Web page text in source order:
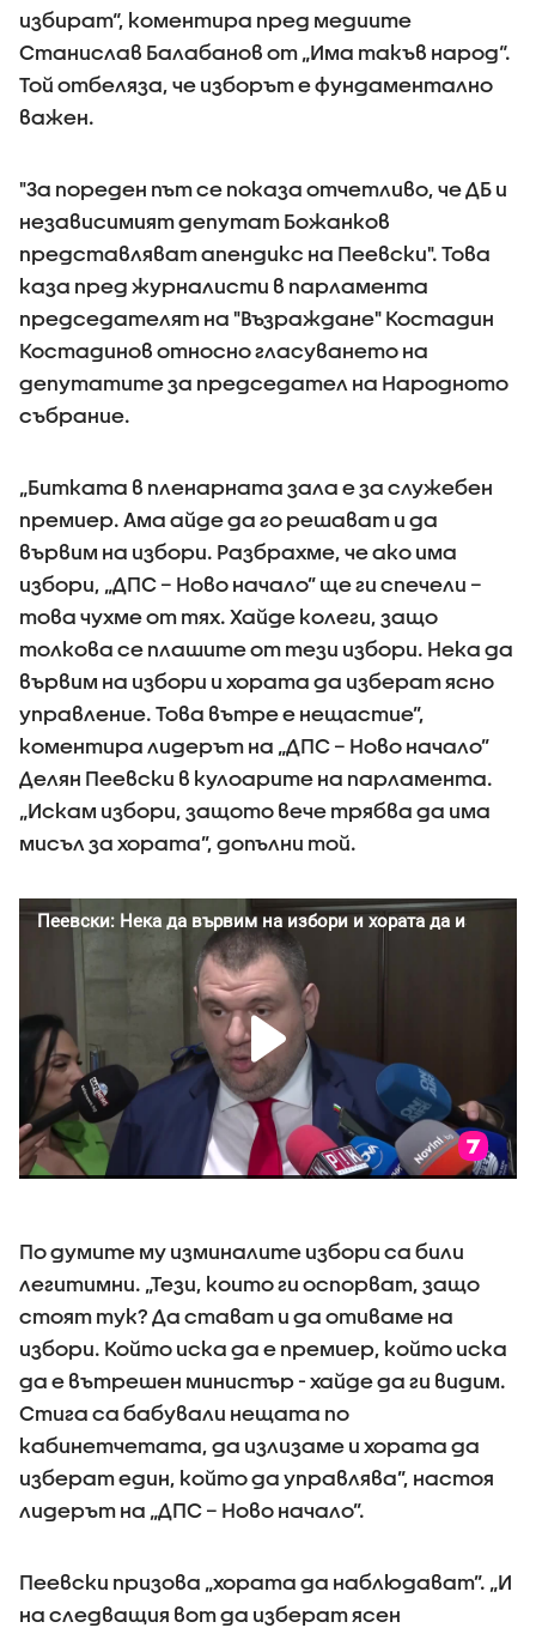
избират“, коментира пред медиите
Станислав Балабанов от „Има такъв народ“.
Той отбеляза, че изборът е фундаментално
важен.
"За пореден път се показа отчетливо, че ДБ и
независимият депутат Божанков
представляват апендикс на Пеевски". Това
каза пред журналисти в парламента
председателят на "Възраждане" Костадин
Костадинов относно гласуването на
депутатите за председател на Народното
събрание.
„Битката в пленарната зала е за служебен
премиер. Ама айде да го решават и да
вървим на избори. Разбрахме, че ако има
избори, „ДПС – Ново начало” ще ги спечели –
това чухме от тях. Хайде колеги, защо
толкова се плашите от тези избори. Нека да
вървим на избори и хората да изберат ясно
управление. Това вътре е нещастие”,
коментира лидерът на „ДПС – Ново начало”
Делян Пеевски в кулоарите на парламента.
„Искам избори, защото вече трябва да има
мисъл за хората”, допълни той.
По думите му изминалите избори са били
легитимни. „Тези, които ги оспорват, защо
стоят тук? Да стават и да отиваме на
избори. Който иска да е премиер, който иска
да е вътрешен министър - хайде да ги видим.
Стига са бабували нещата по
кабинетчетата, да излизаме и хората да
изберат един, който да управлява”, настоя
лидерът на „ДПС – Ново начало”.
Пеевски призова „хората да наблюдават”. „И
на следващия вот да изберат ясен